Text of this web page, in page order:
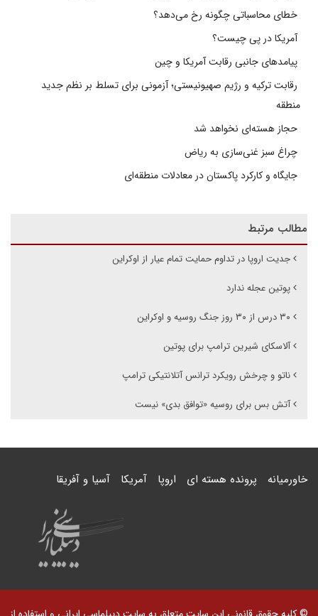
خطای محاسباتی چگونه رخ می‌دهد؟
آمریکا در پی چیست؟
پیامدهای جانبی رقابت آمریکا و چین
رقابت ترکیه و رژیم صهیونیستی؛ آزمونی برای تسلط بر نظم جدید
منطقه
حجاز هسته‌ای نخواهد شد
چراغ سبز غنی‌سازی به ریاض
جایگاه و کارکرد پاکستان در معادلات منطقه‌ای
مطالب مرتبط
جدیت اروپا در تداوم حمایت تمام عیار از اوکراین
پوتین عجله ندارد
۳۰ درس از ۳۰ روز جنگ روسیه و اوکراین
آلاسکای شیرین ترامپ برای پوتین
ناتو و چرخش رویکرد ترانس آتلانتیکی ترامپ
آتش بس برای روسیه «توافق بدی» نیست
خاورمیانه پرونده هسته ای اروپا آمریکا آسیا و آفریقا